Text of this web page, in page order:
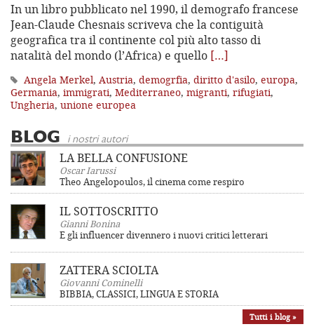
In un libro pubblicato nel 1990, il demografo francese
Jean-Claude Chesnais scriveva che la contiguità
geografica tra il continente col più alto tasso di
natalità del mondo (l’Africa) e quello […]
Angela Merkel, Austria, demogrfia, diritto d'asilo, europa,
Germania, immigrati, Mediterraneo, migranti, rifugiati,
Ungheria, unione europea
BLOG i nostri autori
LA BELLA CONFUSIONE
Oscar Iarussi
Theo Angelopoulos, il cinema come respiro
IL SOTTOSCRITTO
Gianni Bonina
E gli influencer divennero i nuovi critici letterari
ZATTERA SCIOLTA
Giovanni Cominelli
BIBBIA, CLASSICI, LINGUA E STORIA
Tutti i blog »